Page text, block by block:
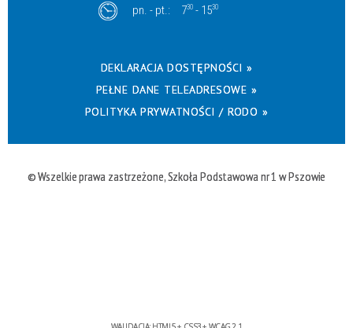
pn. - pt.: 730 - 1530
DEKLARACJA DOSTĘPNOŚCI »
PEŁNE DANE TELEADRESOWE »
POLITYKA PRYWATNOŚCI / RODO »
© Wszelkie prawa zastrzeżone, Szkoła Podstawowa nr 1 w Pszowie